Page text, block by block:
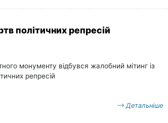
політичних репресій
монументу відбувся жалобний мітинг із
репресій
Детальніше